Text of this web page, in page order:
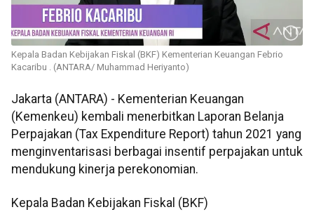
Kepala Badan Kebijakan Fiskal (BKF) Kementerian Keuangan Febrio
Kacaribu . (ANTARA/ Muhammad Heriyanto)
Jakarta (ANTARA) - Kementerian Keuangan
(Kemenkeu) kembali menerbitkan Laporan Belanja
Perpajakan (Tax Expenditure Report) tahun 2021 yang
menginventarisasi berbagai insentif perpajakan untuk
mendukung kinerja perekonomian.
Kepala Badan Kebijakan Fiskal (BKF)